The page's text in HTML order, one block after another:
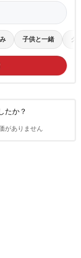
子供と一緒 ク
たか？
がありません